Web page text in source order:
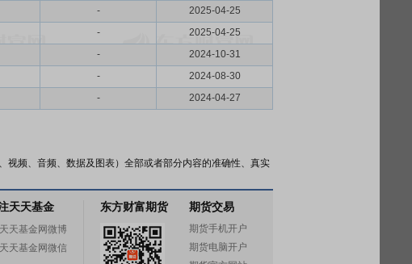
-
2025-04-25
-
2025-04-25
-
2024-10-31
-
2024-08-30
- 2024-04-27
视频、音频、数据及图表）全部或者部分内容的准确性、真实
天天基金
天天基金网微博
天天基金网微信
东方财富期货 期货交易
期货手机开户
期货电脑开户